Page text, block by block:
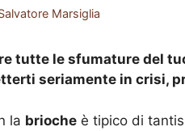
Marsiglia
tutte le sfumature del
seriamente in crisi,
la brioche è tipico di